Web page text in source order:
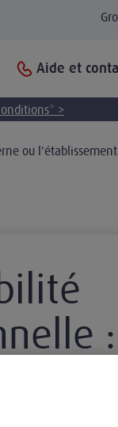
Aide et
>
ou l'établissement